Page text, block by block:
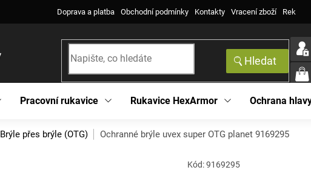
Doprava a platba Obchodní podmínky Kontakty Vracení zboží
Hledat
KOŠÍK
Pracovní rukavice Rukavice HexArmor Ochrana
Brýle přes brýle (OTG) Ochranné brýle uvex super OTG planet 9169295
Kód:9169295